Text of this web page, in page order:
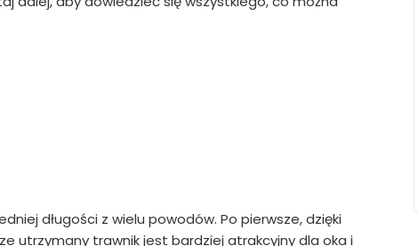
długości z wielu powodów. Po pierwsze, dzięki
utrzymany trawnik jest bardziej atrakcyjny dla oka i